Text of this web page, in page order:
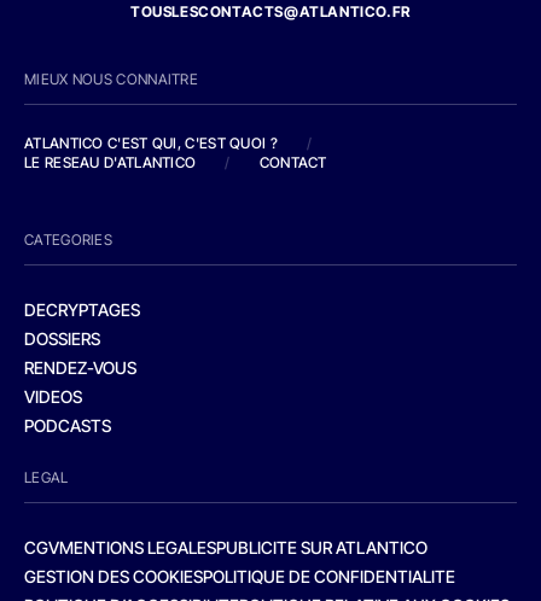
TOUSLESCONTACTS@ATLANTICO.FR
MIEUX NOUS CONNAITRE
ATLANTICO C'EST QUI, C'EST QUOI ?
/
LE RESEAU D'ATLANTICO
/ CONTACT
CATEGORIES
DECRYPTAGES
DOSSIERS
RENDEZ-VOUS
VIDEOS
PODCASTS
LEGAL
CGVMENTIONS LEGALESPUBLICITE SUR ATLANTICO
GESTION DES COOKIESPOLITIQUE DE CONFIDENTIALITE